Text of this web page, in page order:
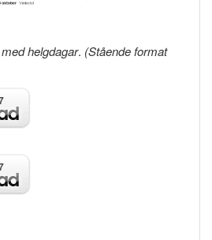
med helgdagar. (Stående format